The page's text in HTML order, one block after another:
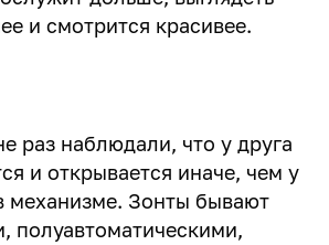
и смотрится красивее.
раз наблюдали, что у друга
и открывается иначе, чем у
механизме. Зонты бывают
полуавтоматическими,